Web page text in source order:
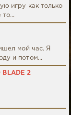
игру как только
мой час. Я
и потом...
BLADE 2